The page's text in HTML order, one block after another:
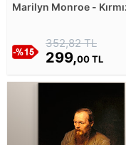
Marilyn Monroe -
352,82 TL
299,00 TL